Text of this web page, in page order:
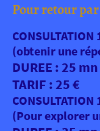
Pour retour par
CONSULTATION
(obtenir une
DUREE : 25
TARIF : 25 €
CONSULTATION
(Pour explorer